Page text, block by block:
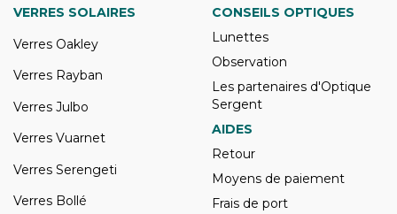
VERRES SOLAIRES
Verres Oakley
Verres Rayban
Verres Julbo
Verres Vuarnet
Verres Serengeti
Verres Bollé
CONSEILS OPTIQUES
Lunettes
Observation
Les partenaires d'Optique
Sergent
AIDES
Retour
Moyens de paiement
Frais de port